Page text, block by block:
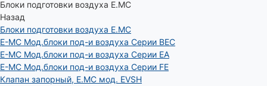
Блоки подготовки воздуха E.MC
Назад
Блоки подготовки воздуха E.MC
E-MC Мод.блоки под-и воздуха Серии BEC
E-MC Мод.блоки под-и воздуха Серии EA
E-MC Мод.блоки под-и воздуха Серии FE
Клапан запорный, E.MC мод. EVSH